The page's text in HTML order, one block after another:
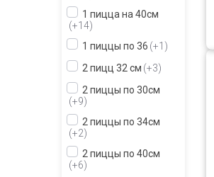
1 пицца на 40см
+14
1 пиццы по 36 +1
2 пицц 32 см +3
2 пиццы по 30см
+9
2 пиццы по 34см
+2
2 пиццы по 40см
+6